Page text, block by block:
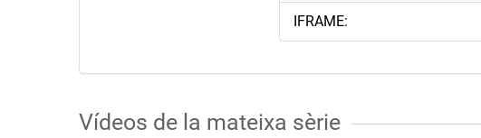
IFRAME:
Vídeos de la mateixa sèrie